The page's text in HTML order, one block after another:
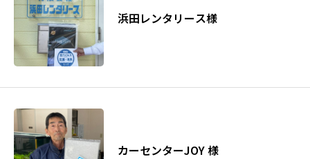
浜田レンタリース様
カーセンターJOY 様